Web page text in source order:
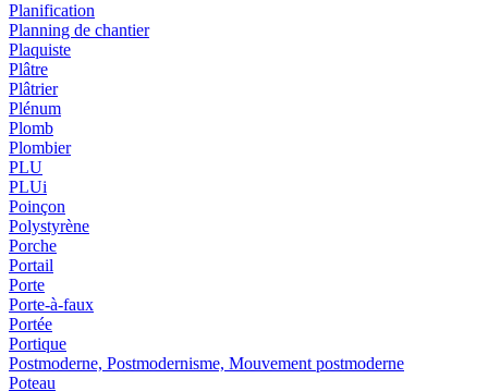
Planification
Planning de chantier
Plaquiste
Plâtre
Plâtrier
Plénum
Plomb
Plombier
PLU
PLUi
Poinçon
Polystyrène
Porche
Portail
Porte
Porte-à-faux
Portée
Portique
Postmoderne, Postmodernisme, Mouvement postmoderne
Poteau